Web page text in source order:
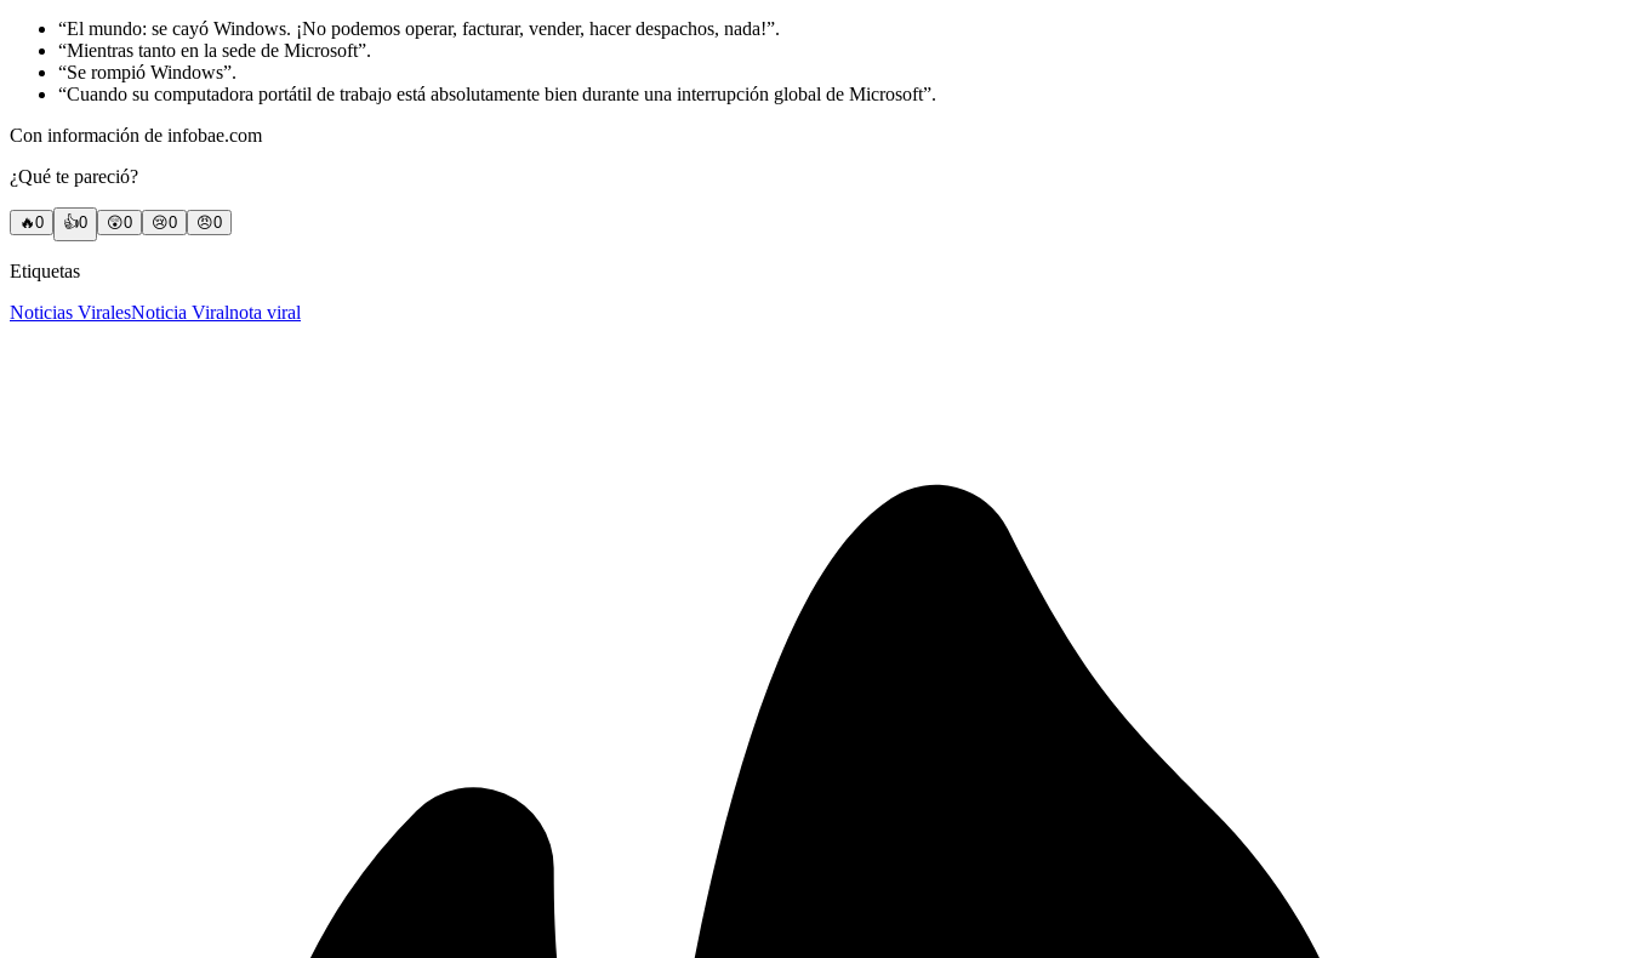
“El mundo: se cayó Windows. ¡No podemos operar, facturar, vender, hacer despachos, nada!”.
“Mientras tanto en la sede de Microsoft”.
“Se rompió Windows”.
“Cuando su computadora portátil de trabajo está absolutamente bien durante una interrupción global de Microsoft”.
Con información de infobae.com
¿Qué te pareció?
🔥0 👍0 😲0 😢0 😠0
Etiquetas
Noticias ViralesNoticia Viralnota viral